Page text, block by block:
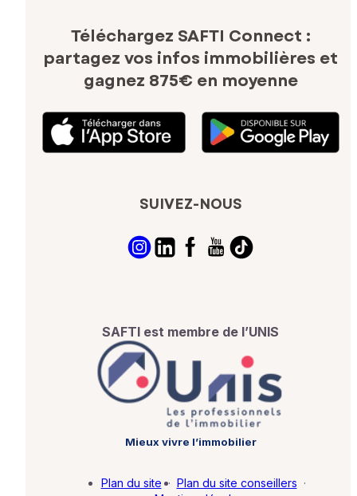
Téléchargez SAFTI Connect :
partagez vos infos immobilières et
gagnez 875€ en moyenne
SUIVEZ-NOUS
SAFTI est membre de l’UNIS
Mieux vivre l’immobilier
Plan du site · Plan du site conseillers ·